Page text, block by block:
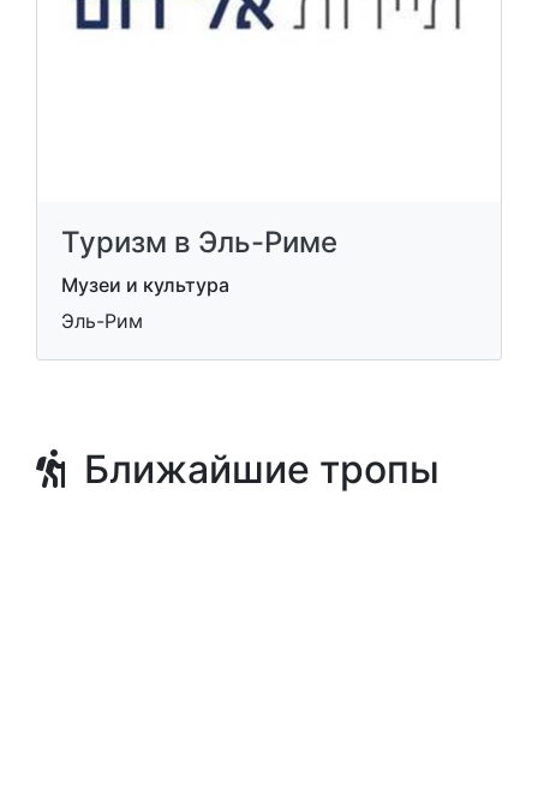
Туризм в Эль-Риме
Музеи и культура
Эль-Рим
Ближайшие тропы